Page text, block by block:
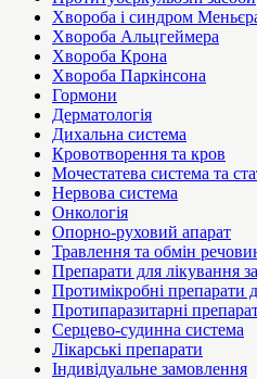
Хвороба і синдром
Хвороба Альцгеймера
Хвороба Крона
Хвороба Паркінсона
Гормони
Дерматологія
Дихальна система
Кровотворення та кров
Мочестатева система та
Нервова система
Онкологія
Опорно-руховий апарат
Травлення та обмін
Препарати для лікування
Протимікробні препарати
Протипаразитарні
Серцево-судинна система
Лікарські препарати
Індивідуальне замовлення